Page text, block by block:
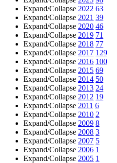
Expand/Collapse 2022 63
Expand/Collapse 2021 39
Expand/Collapse 2020 46
Expand/Collapse 2019 71
Expand/Collapse 2018 77
Expand/Collapse 2017 129
Expand/Collapse 2016 100
Expand/Collapse 2015 69
Expand/Collapse 2014 50
Expand/Collapse 2013 24
Expand/Collapse 2012 19
Expand/Collapse 2011 6
Expand/Collapse 2010 2
Expand/Collapse 2009 8
Expand/Collapse 2008 3
Expand/Collapse 2007 5
Expand/Collapse 2006 1
Expand/Collapse 2005 1